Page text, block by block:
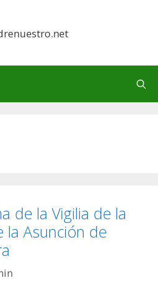
de la Vigilia de la
la Asunción de